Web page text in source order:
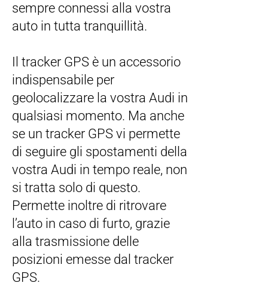
sempre connessi alla vostra
auto in tutta tranquillità.
Il tracker GPS è un accessorio
indispensabile per
geolocalizzare la vostra Audi in
qualsiasi momento. Ma anche
se un tracker GPS vi permette
di seguire gli spostamenti della
vostra Audi in tempo reale, non
si tratta solo di questo.
Permette inoltre di ritrovare
l’auto in caso di furto, grazie
alla trasmissione delle
posizioni emesse dal tracker
GPS.